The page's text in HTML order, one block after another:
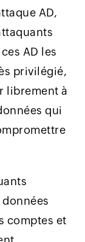
AD,
AD les
privilégié,
librement à
qui
comptes et